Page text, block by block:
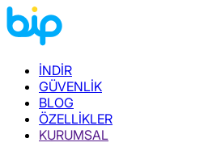
İNDİR
GÜVENLİK
BLOG
ÖZELLİKLER
KURUMSAL